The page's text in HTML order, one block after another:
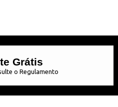
Grátis
o Regulamento